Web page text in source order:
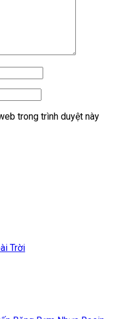
trong trình duyệt này
Trời